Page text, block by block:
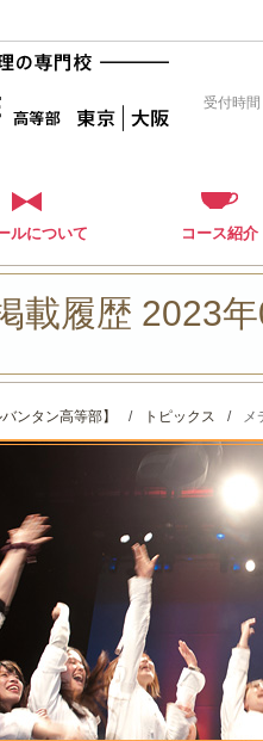
受付時
ルについて コース紹介
載履歴 2023年
ンタン高等部】 / トピックス / メ